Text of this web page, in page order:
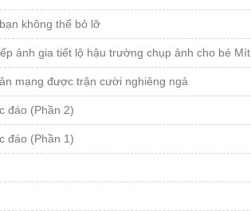
không thể bỏ lỡ
ảnh gia tiết lộ hậu trường chụp ảnh cho bé Mít
mạng được trận cười nghiêng ngả
đáo (Phần 2)
đáo (Phần 1)